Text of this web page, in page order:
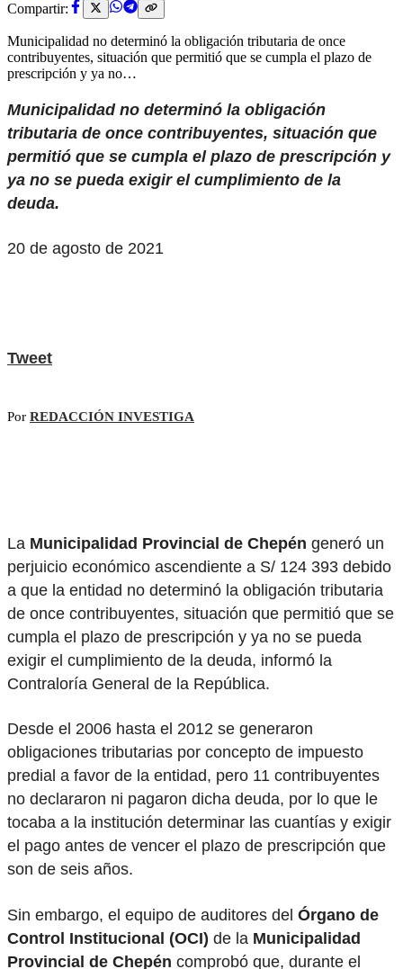
Compartir:
Municipalidad no determinó la obligación tributaria de once
contribuyentes, situación que permitió que se cumpla el plazo de
prescripción y ya no…
Municipalidad no determinó la obligación
tributaria de once contribuyentes, situación que
permitió que se cumpla el plazo de prescripción y
ya no se pueda exigir el cumplimiento de la
deuda.
20 de agosto de 2021
Tweet
Por REDACCIÓN INVESTIGA
La Municipalidad Provincial de Chepén generó un
perjuicio económico ascendiente a S/ 124 393 debido
a que la entidad no determinó la obligación tributaria
de once contribuyentes, situación que permitió que se
cumpla el plazo de prescripción y ya no se pueda
exigir el cumplimiento de la deuda, informó la
Contraloría General de la República.
Desde el 2006 hasta el 2012 se generaron
obligaciones tributarias por concepto de impuesto
predial a favor de la entidad, pero 11 contribuyentes
no declararon ni pagaron dicha deuda, por lo que le
tocaba a la institución determinar las cuantías y exigir
el pago antes de vencer el plazo de prescripción que
son de seis años.
Sin embargo, el equipo de auditores del Órgano de
Control Institucional (OCI) de la Municipalidad
Provincial de Chepén comprobó que, durante el